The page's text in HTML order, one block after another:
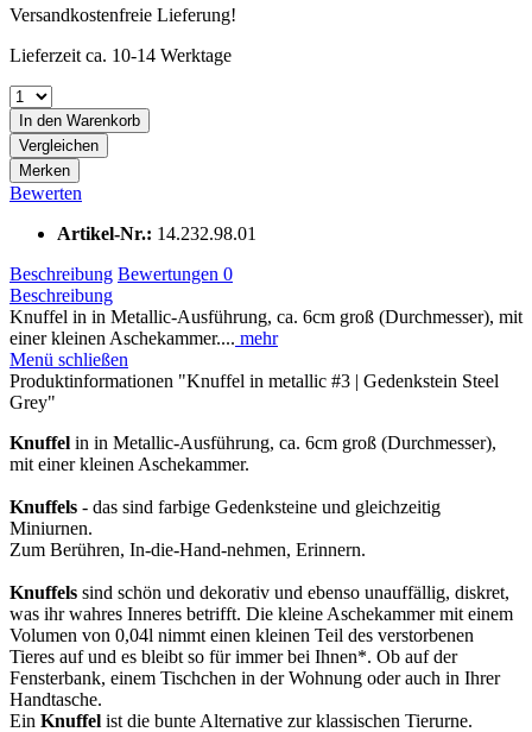
Versandkostenfreie Lieferung!
Lieferzeit ca. 10-14 Werktage
In den Warenkorb
Vergleichen
Merken
Bewerten
Artikel-Nr.: 14.232.98.01
Beschreibung Bewertungen 0
Beschreibung
Knuffel in in Metallic-Ausführung, ca. 6cm groß (Durchmesser), mit
einer kleinen Aschekammer.... mehr
Menü schließen
Produktinformationen "Knuffel in metallic #3 | Gedenkstein Steel
Grey"
Knuffel in in Metallic-Ausführung, ca. 6cm groß (Durchmesser),
mit einer kleinen Aschekammer.
Knuffels - das sind farbige Gedenksteine und gleichzeitig
Miniurnen.
Zum Berühren, In-die-Hand-nehmen, Erinnern.
Knuffels sind schön und dekorativ und ebenso unauffällig, diskret,
was ihr wahres Inneres betrifft. Die kleine Aschekammer mit einem
Volumen von 0,04l nimmt einen kleinen Teil des verstorbenen
Tieres auf und es bleibt so für immer bei Ihnen*. Ob auf der
Fensterbank, einem Tischchen in der Wohnung oder auch in Ihrer
Handtasche.
Ein Knuffel ist die bunte Alternative zur klassischen Tierurne.